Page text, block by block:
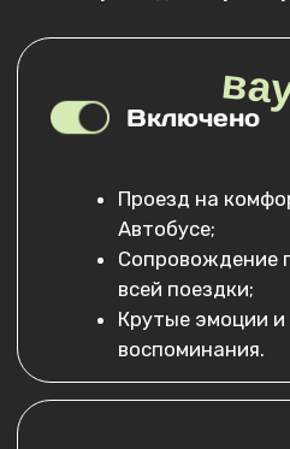
3.000 ₽
Выезд:
Прибытие:
Даты:
Ваше имя: